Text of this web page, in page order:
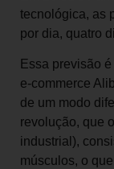
tecnológica, as
por dia, quatro
Essa previsão
e-commerce
de um modo
revolução, que
industrial),
músculos, o